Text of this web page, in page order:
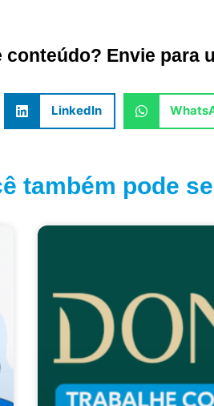
conteúdo? Envie para
LinkedIn
também pode